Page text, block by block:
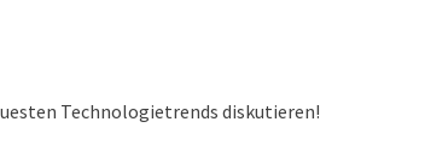
Technologietrends diskutieren!